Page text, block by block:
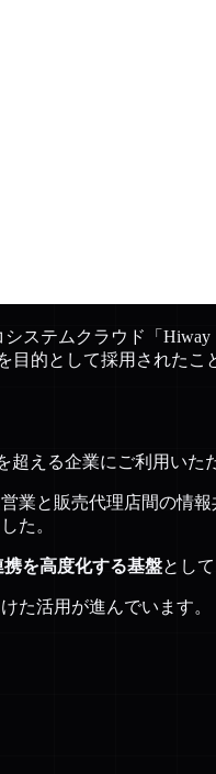
ステムクラウド「
的として採用されたこ
える企業にご利用いた
業と販売代理店間の情
た。
を高度化する基盤とし
た活用が進んでいます。